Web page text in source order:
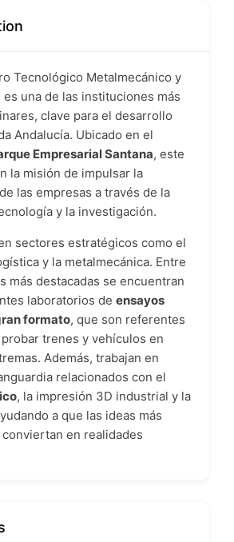
Tecnológico Metalmecánico y
una de las instituciones más
clave para el desarrollo
Andalucía. Ubicado en el
Empresarial Santana, este
la misión de impulsar la
las empresas a través de la
y la investigación.
sectores estratégicos como el
y la metalmecánica. Entre
más destacadas se encuentran
laboratorios de ensayos
formato, que son referentes
trenes y vehículos en
Además, trabajan en
relacionados con el
, la impresión 3D industrial y la
a que las ideas más
en realidades